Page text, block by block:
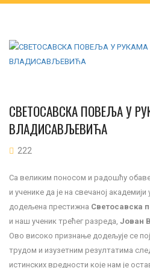
СВЕТОСАВСКА ПОВЕЉА У
ВЛАДИСАВЉЕВИЋА
222
Са великим поносом и радошћу
и ученике да је на свечаној
додељена престижна Светосавска
и наш ученик трећег разреда, Јован
Ово високо признање додељује се
трудом и изузетним резултатима
истинских вредности које нам је